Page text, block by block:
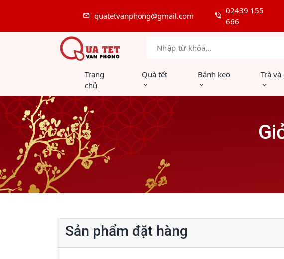
quatetvanphong@gmail.com
02439 155
666
Trang
chủ
Quà tết Bánh kẹo Trà và
Sản phẩm đặt hàng